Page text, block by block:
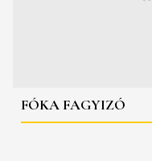
FÓKA FAGYIZÓ